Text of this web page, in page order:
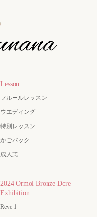
Lesson
フルールレッスン
ウエディング
特別レッスン
かごバック
成人式
2024 Ormol Bronze Dore
Exhibition
Reve 1